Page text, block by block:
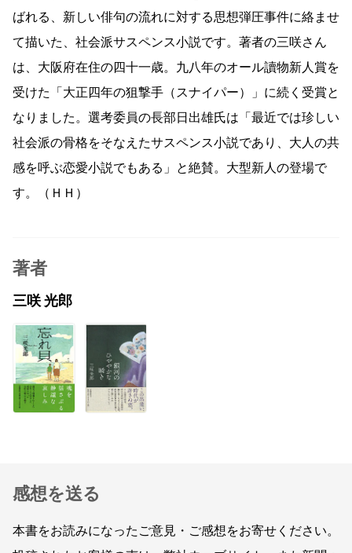
ばれる、新しい俳句の流れに対する思想弾圧事件に絡ませ
て描いた、社会派サスペンス小説です。著者の三咲さん
は、大阪府在住の四十一歳。九八年のオール讀物新人賞を
受けた「大正四年の狙撃手（スナイパー）」に続く受賞と
なりました。選考委員の長部日出雄氏は「最近では珍しい
社会派の骨格をそなえたサスペンス小説であり、大人の共
感を呼ぶ恋愛小説でもある」と絶賛。大型新人の登場で
す。（ＨＨ）
著者
三咲 光郎
感想を送る
本書をお読みになったご意見・ご感想をお寄せください。